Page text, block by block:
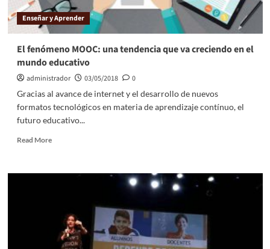
Enseñar y Aprender
El fenómeno MOOC: una tendencia que va creciendo en el
mundo educativo
administrador 03/05/2018
0
Gracias al avance de internet y el desarrollo de nuevos
formatos tecnológicos en materia de aprendizaje contínuo, el
futuro educativo...
Read More